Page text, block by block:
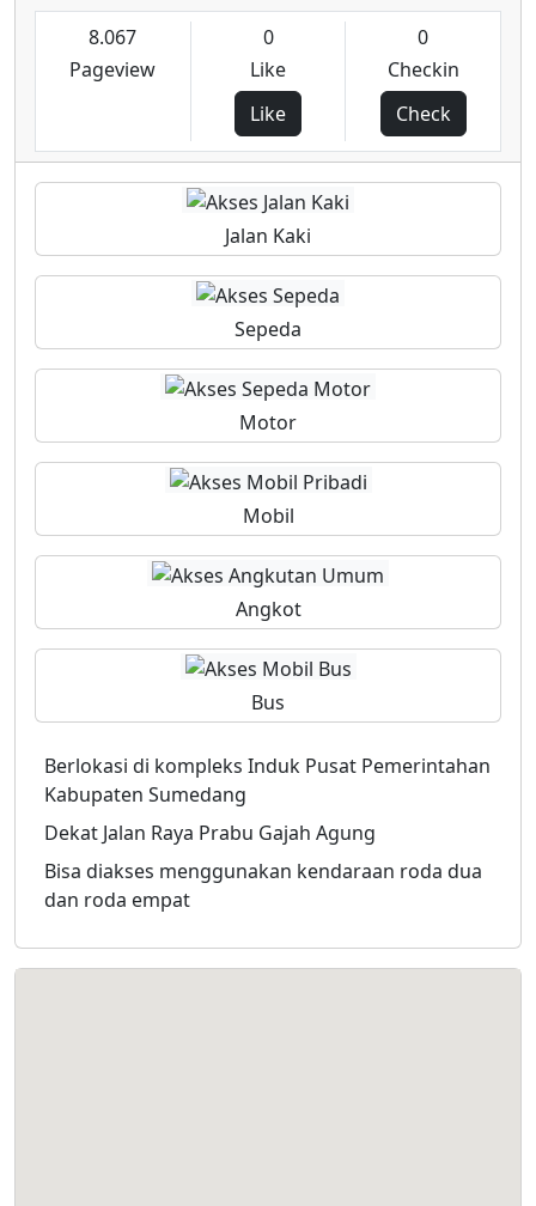
8.067
Pageview
0
Like
Like
0
Checkin
Check
Jalan Kaki
Sepeda
Motor
Mobil
Angkot
Bus
Berlokasi di kompleks Induk Pusat Pemerintahan
Kabupaten Sumedang
Dekat Jalan Raya Prabu Gajah Agung
Bisa diakses menggunakan kendaraan roda dua
dan roda empat